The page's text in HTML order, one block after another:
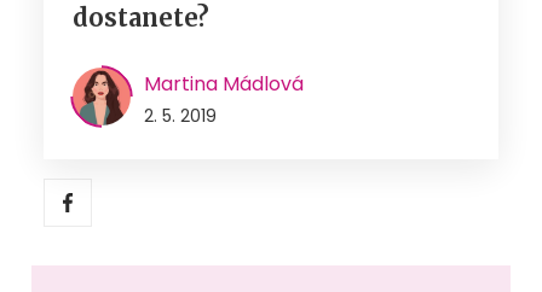
dostanete?
Martina Mádlová
2. 5. 2019